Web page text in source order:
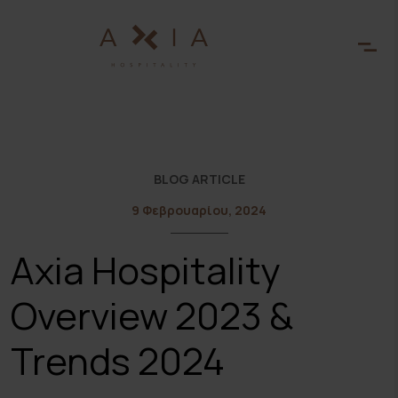
BLOG ARTICLE
9 Φεβρουαρίου, 2024
Axia Hospitality
Overview 2023 &
Trends 2024